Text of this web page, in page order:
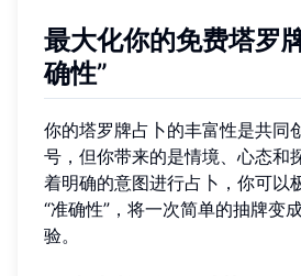
最大化你的免费塔罗
确性”
你的塔罗牌占卜的丰富性是共同
号，但你带来的是情境、心态和
着明确的意图进行占卜，你可以
“准确性”，将一次简单的抽牌变
验。